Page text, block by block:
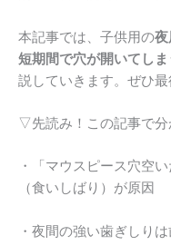
本記事では、子供用の夜
短期間で穴が開いてし
説していきます。ぜひ最
▽先読み！この記事で分
・「マウスピース穴空
（食いしばり）が原因
・夜間の強い歯ぎしり